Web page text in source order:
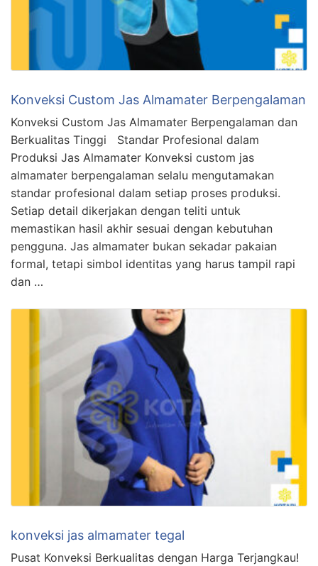
Konveksi Custom Jas Almamater Berpengalaman
Konveksi Custom Jas Almamater Berpengalaman dan
Berkualitas Tinggi Standar Profesional dalam
Produksi Jas Almamater Konveksi custom jas
almamater berpengalaman selalu mengutamakan
standar profesional dalam setiap proses produksi.
Setiap detail dikerjakan dengan teliti untuk
memastikan hasil akhir sesuai dengan kebutuhan
pengguna. Jas almamater bukan sekadar pakaian
formal, tetapi simbol identitas yang harus tampil rapi
dan …
konveksi jas almamater tegal
Pusat Konveksi Berkualitas dengan Harga Terjangkau!